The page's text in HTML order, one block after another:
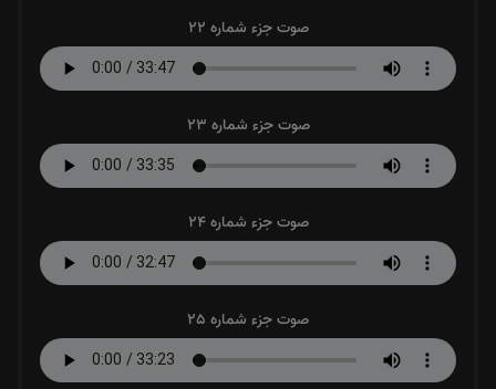
صوت جزء شماره 22
صوت جزء شماره 23
صوت جزء شماره 24
صوت جزء شماره 25